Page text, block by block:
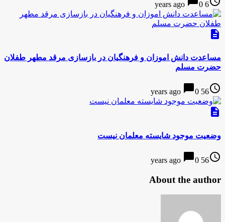
6 years ago
0
description
مساعدت دانش اموزان و فرهنگیان در بازسازی مرقد مطهر طفلان
حضرت مسلم
access_time
56 years ago
chat_bubble0
description
وضعیت موجود شایسته معلمان نیست
access_time
56 years ago
chat_bubble0
About the author